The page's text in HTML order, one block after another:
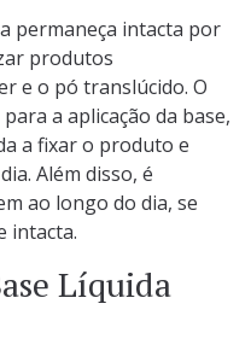
permaneça intacta por
produtos
e o pó translúcido. O
a aplicação da base,
a fixar o produto e
Além disso, é
ao longo do dia, se
intacta.
Líquida